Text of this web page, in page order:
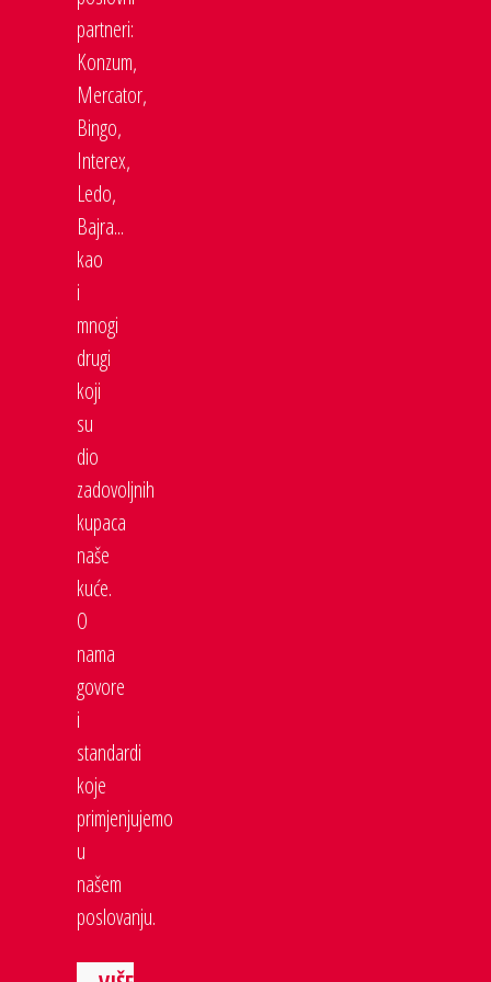
partneri:
Konzum,
Mercator,
Bingo,
Interex,
Ledo,
Bajra...
kao
i
mnogi
drugi
koji
su
dio
zadovoljnih
kupaca
naše
kuće.
O
nama
govore
i
standardi
koje
primjenjujemo
u
našem
poslovanju.